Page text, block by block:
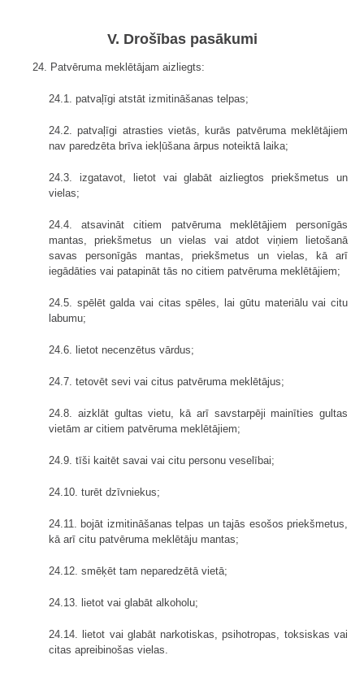
V. Drošības pasākumi
24. Patvēruma meklētājam aizliegts:
24.1. patvaļīgi atstāt izmitināšanas telpas;
24.2. patvaļīgi atrasties vietās, kurās patvēruma meklētājiem
nav paredzēta brīva iekļūšana ārpus noteiktā laika;
24.3. izgatavot, lietot vai glabāt aizliegtos priekšmetus un
vielas;
24.4. atsavināt citiem patvēruma meklētājiem personīgās
mantas, priekšmetus un vielas vai atdot viņiem lietošanā
savas personīgās mantas, priekšmetus un vielas, kā arī
iegādāties vai patapināt tās no citiem patvēruma meklētājiem;
24.5. spēlēt galda vai citas spēles, lai gūtu materiālu vai citu
labumu;
24.6. lietot necenzētus vārdus;
24.7. tetovēt sevi vai citus patvēruma meklētājus;
24.8. aizklāt gultas vietu, kā arī savstarpēji mainīties gultas
vietām ar citiem patvēruma meklētājiem;
24.9. tīši kaitēt savai vai citu personu veselībai;
24.10. turēt dzīvniekus;
24.11. bojāt izmitināšanas telpas un tajās esošos priekšmetus,
kā arī citu patvēruma meklētāju mantas;
24.12. smēķēt tam neparedzētā vietā;
24.13. lietot vai glabāt alkoholu;
24.14. lietot vai glabāt narkotiskas, psihotropas, toksiskas vai
citas apreibinošas vielas.